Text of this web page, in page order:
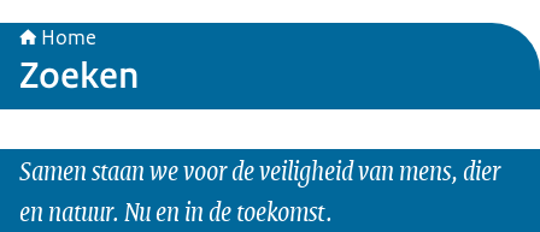
Home
Zoeken
Samen staan we voor de veiligheid van mens, dier
en natuur. Nu en in de toekomst.